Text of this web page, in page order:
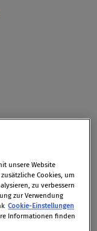
und
unsere Website
Cookies, um
zu verbessern
zur Verwendung
Cookie-Einstellungen
Informationen finden